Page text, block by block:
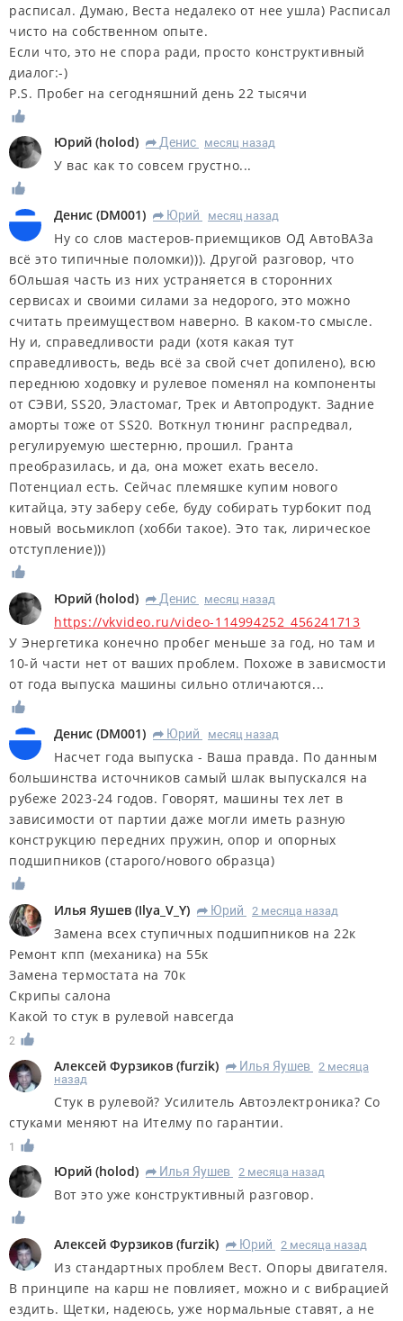
расписал. Думаю, Веста недалеко от нее ушла) Расписал
чисто на собственном опыте.
Если что, это не спора ради, просто конструктивный
диалог:-)
P.S. Пробег на сегодняшний день 22 тысячи
Юрий (holod) R Денис месяц назад
У вас как то совсем грустно...
Денис (DM001) R Юрий месяц назад
Ну со слов мастеров-приемщиков ОД АвтоВАЗа
всё это типичные поломки))). Другой разговор, что
бОльшая часть из них устраняется в сторонних
сервисах и своими силами за недорого, это можно
считать преимуществом наверно. В каком-то смысле.
Ну и, справедливости ради (хотя какая тут
справедливость, ведь всё за свой счет допилено), всю
переднюю ходовку и рулевое поменял на компоненты
от СЭВИ, SS20, Эластомаг, Трек и Автопродукт. Задние
аморты тоже от SS20. Воткнул тюнинг распредвал,
регулируемую шестерню, прошил. Гранта
преобразилась, и да, она может ехать весело.
Потенциал есть. Сейчас племяшке купим нового
китайца, эту заберу себе, буду собирать турбокит под
новый восьмиклоп (хобби такое). Это так, лирическое
отступление)))
Юрий (holod) R Денис месяц назад
https://vkvideo.ru/video-114994252_456241713
У Энергетика конечно пробег меньше за год, но там и
10-й части нет от ваших проблем. Похоже в зависмости
от года выпуска машины сильно отличаются...
Денис (DM001) R Юрий месяц назад
Насчет года выпуска - Ваша правда. По данным
большинства источников самый шлак выпускался на
рубеже 2023-24 годов. Говорят, машины тех лет в
зависимости от партии даже могли иметь разную
конструкцию передних пружин, опор и опорных
подшипников (старого/нового образца)
Илья Яушев (Ilya_V_Y) R Юрий 2 месяца назад
Замена всех ступичных подшипников на 22к
Ремонт кпп (механика) на 55к
Замена термостата на 70к
Скрипы салона
Какой то стук в рулевой навсегда
2
Алексей Фурзиков (furzik) R Илья Яушев
2 месяца
назад
Стук в рулевой? Усилитель Автоэлектроника? Со
стуками меняют на Ителму по гарантии.
1
Юрий (holod) R Илья Яушев 2 месяца назад
Вот это уже конструктивный разговор.
Алексей Фурзиков (furzik) R Юрий 2 месяца назад
Из стандартных проблем Вест. Опоры двигателя.
В принципе на карш не повлияет, можно и с вибрацией
ездить. Щетки, надеюсь, уже нормальные ставят, а не